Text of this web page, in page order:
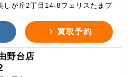
しが丘2丁目14-8フェリスたまプ
買取予約
野台店